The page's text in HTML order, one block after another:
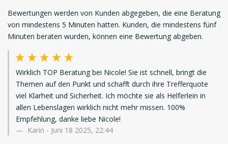
Bewertungen werden von Kunden abgegeben, die eine Beratung
von mindestens 5 Minuten hatten. Kunden, die mindestens fünf
Minuten beraten wurden, können eine Bewertung abgeben.
Wirklich TOP Beratung bei Nicole! Sie ist schnell, bringt die
Themen auf den Punkt und schafft durch ihre Trefferquote
viel Klarheit und Sicherheit. Ich möchte sie als Helferlein in
allen Lebenslagen wirklich nicht mehr missen. 100%
Empfehlung, danke liebe Nicole!
Karin - Juni 18 2025, 22:44